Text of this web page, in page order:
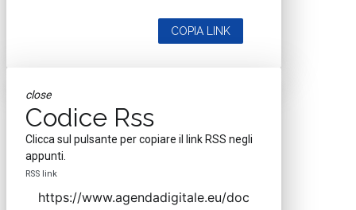
COPIA LINK
close
Codice Rss
Clicca sul pulsante per copiare il link RSS negli
appunti.
RSS link